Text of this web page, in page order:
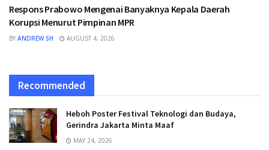
Respons Prabowo Mengenai Banyaknya Kepala Daerah
Korupsi Menurut Pimpinan MPR
BY ANDREW SH AUGUST 4, 2026
Recommended
Heboh Poster Festival Teknologi dan Budaya,
Gerindra Jakarta Minta Maaf
MAY 24, 2026